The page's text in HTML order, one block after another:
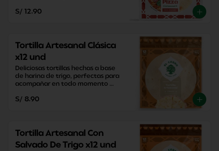
20 minutos.
S/ 12.90
Tortilla Artesanal Clásica
x12 und
Deliciosas tortillas hechas a base
de harina de trigo, perfectas para
acompañar en todo momento
versatilidad y practicidad.
S/ 8.90
Tortilla Artesanal Con
Salvado De Trigo x12 und